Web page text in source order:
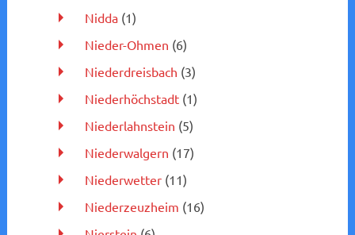
Nidda(1)
Nieder-Ohmen (6)
Niederdreisbach (3)
Niederhöchstadt(1)
Niederlahnstein (5)
Niederwalgern (17)
Niederwetter(11)
Niederzeuzheim (16)